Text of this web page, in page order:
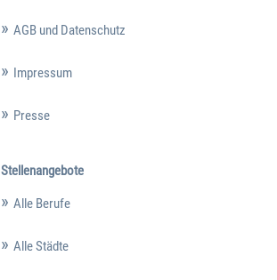
AGB und Datenschutz
Impressum
Presse
Stellenangebote
Alle Berufe
Alle Städte